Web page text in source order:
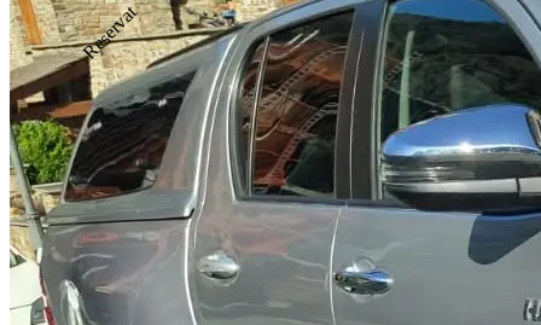
Reservat